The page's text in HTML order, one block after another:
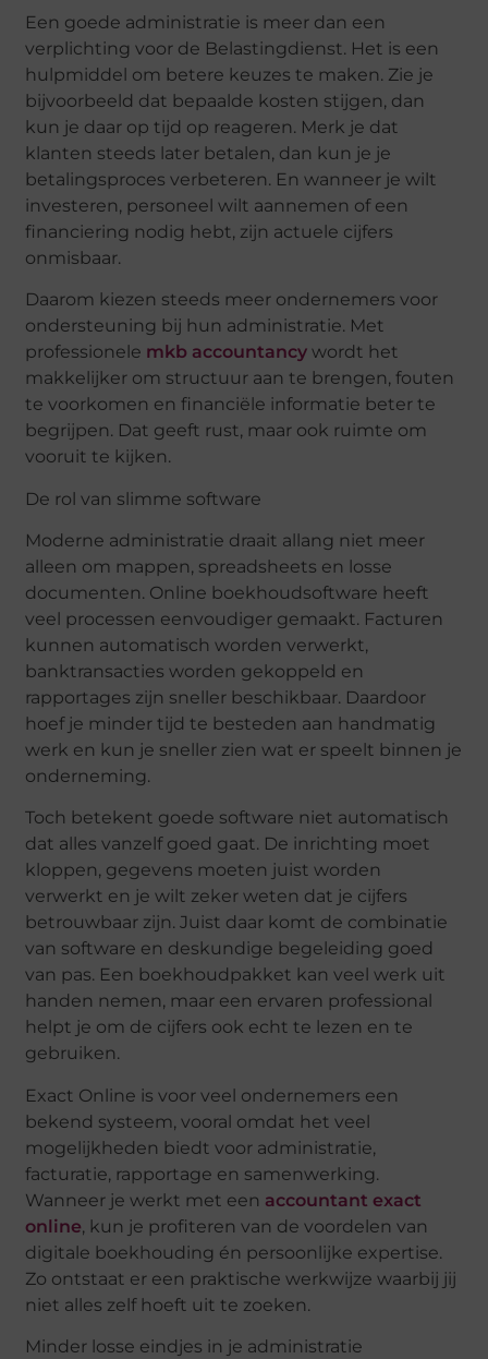
Een goede administratie is meer dan een
verplichting voor de Belastingdienst. Het is een
hulpmiddel om betere keuzes te maken. Zie je
bijvoorbeeld dat bepaalde kosten stijgen, dan
kun je daar op tijd op reageren. Merk je dat
klanten steeds later betalen, dan kun je je
betalingsproces verbeteren. En wanneer je wilt
investeren, personeel wilt aannemen of een
financiering nodig hebt, zijn actuele cijfers
onmisbaar.
Daarom kiezen steeds meer ondernemers voor
ondersteuning bij hun administratie. Met
professionele mkb accountancy wordt het
makkelijker om structuur aan te brengen, fouten
te voorkomen en financiële informatie beter te
begrijpen. Dat geeft rust, maar ook ruimte om
vooruit te kijken.
De rol van slimme software
Moderne administratie draait allang niet meer
alleen om mappen, spreadsheets en losse
documenten. Online boekhoudsoftware heeft
veel processen eenvoudiger gemaakt. Facturen
kunnen automatisch worden verwerkt,
banktransacties worden gekoppeld en
rapportages zijn sneller beschikbaar. Daardoor
hoef je minder tijd te besteden aan handmatig
werk en kun je sneller zien wat er speelt binnen je
onderneming.
Toch betekent goede software niet automatisch
dat alles vanzelf goed gaat. De inrichting moet
kloppen, gegevens moeten juist worden
verwerkt en je wilt zeker weten dat je cijfers
betrouwbaar zijn. Juist daar komt de combinatie
van software en deskundige begeleiding goed
van pas. Een boekhoudpakket kan veel werk uit
handen nemen, maar een ervaren professional
helpt je om de cijfers ook echt te lezen en te
gebruiken.
Exact Online is voor veel ondernemers een
bekend systeem, vooral omdat het veel
mogelijkheden biedt voor administratie,
facturatie, rapportage en samenwerking.
Wanneer je werkt met een accountant exact
online, kun je profiteren van de voordelen van
digitale boekhouding én persoonlijke expertise.
Zo ontstaat er een praktische werkwijze waarbij jij
niet alles zelf hoeft uit te zoeken.
Minder losse eindjes in je administratie